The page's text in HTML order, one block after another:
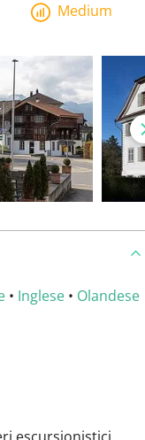
Medium
• Inglese • Olandese